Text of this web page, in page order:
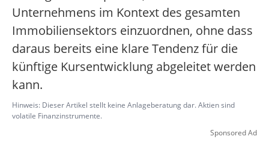
Unternehmens im Kontext des gesamten
Immobiliensektors einzuordnen, ohne dass
daraus bereits eine klare Tendenz für die
künftige Kursentwicklung abgeleitet werden
kann.
Hinweis: Dieser Artikel stellt keine Anlageberatung dar. Aktien sind
volatile Finanzinstrumente.
Sponsored Ad